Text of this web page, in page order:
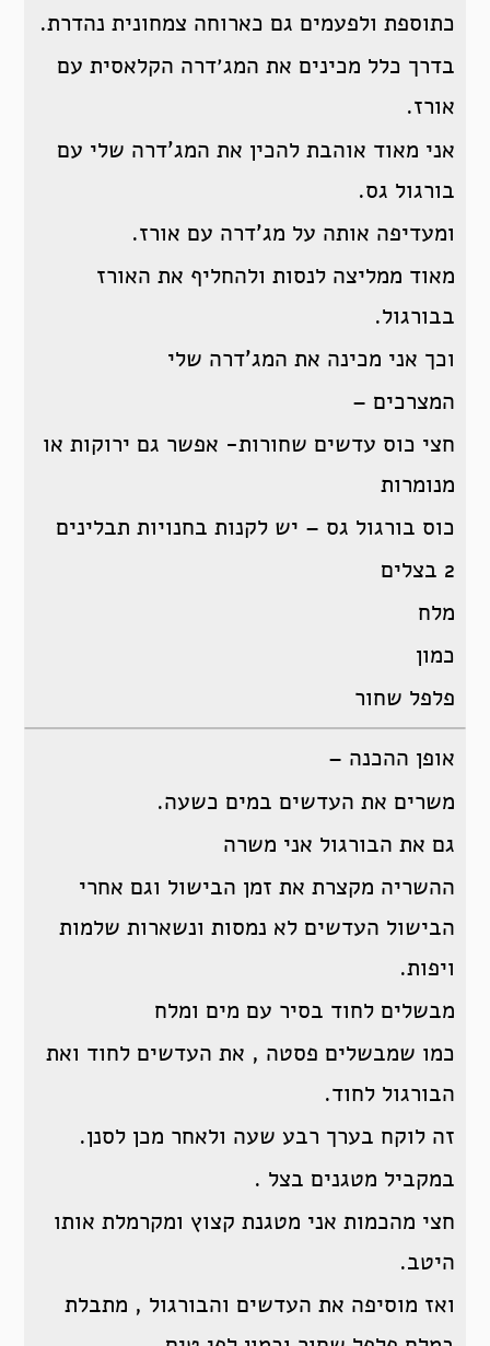
כתוספת ולפעמים גם כארוחה צמחונית נהדרת.
בדרך כלל מכינים את המג׳דרה הקלאסית עם
אורז.
אני מאוד אוהבת להכין את המג’דרה שלי עם
בורגול גס.
ומעדיפה אותה על מג’דרה עם אורז.
מאוד ממליצה לנסות ולהחליף את האורז
בבורגול.
וכך אני מכינה את המג’דרה שלי
המצרכים –
חצי כוס עדשים שחורות- אפשר גם ירוקות או
מנומרות
כוס בורגול גס – יש לקנות בחנויות תבלינים
2 בצלים
מלח
כמון
פלפל שחור
אופן ההכנה –
משרים את העדשים במים כשעה.
גם את הבורגול אני משרה
ההשריה מקצרת את זמן הבישול וגם אחרי
הבישול העדשים לא נמסות ונשארות שלמות
ויפות.
מבשלים לחוד בסיר עם מים ומלח
כמו שמבשלים פסטה , את העדשים לחוד ואת
הבורגול לחוד.
זה לוקח בערך רבע שעה ולאחר מכן לסנן.
במקביל מטגנים בצל .
חצי מהכמות אני מטגנת קצוץ ומקרמלת אותו
היטב.
ואז מוסיפה את העדשים והבורגול , מתבלת